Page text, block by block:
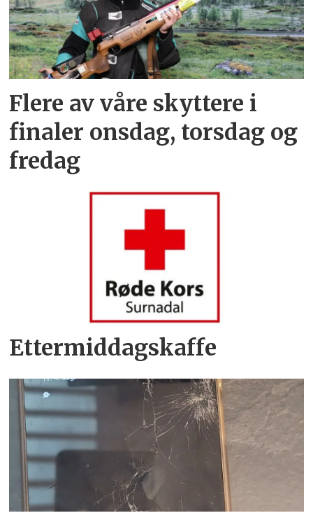
Flere av våre skyttere i
finaler onsdag, torsdag og
fredag
Ettermiddagskaffe